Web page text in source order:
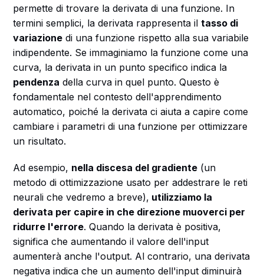
permette di trovare la derivata di una funzione. In
termini semplici, la derivata rappresenta iltasso di
variazione di una funzione rispetto alla sua variabile
indipendente. Se immaginiamo la funzione come una
curva, la derivata in un punto specifico indica la
pendenza della curva in quel punto. Questo è
fondamentale nel contesto dell'apprendimento
automatico, poiché la derivata ci aiuta a capire come
cambiare i parametri di una funzione per ottimizzare
un risultato.
Ad esempio, nella discesa del gradiente (un
metodo di ottimizzazione usato per addestrare le reti
neurali che vedremo a breve), utilizziamo la
derivata per capire in che direzione muoverci per
ridurre l'errore. Quando la derivata è positiva,
significa che aumentando il valore dell'input
aumenterà anche l'output. Al contrario, una derivata
negativa indica che un aumento dell'input diminuirà